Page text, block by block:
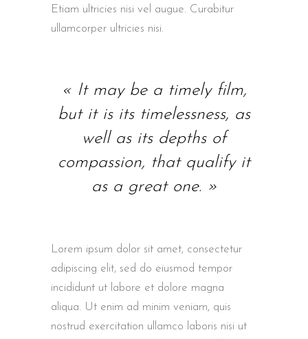
Etiam ultricies nisi vel augue. Curabitur
ullamcorper ultricies nisi.
« It may be a timely film,
but it is its timelessness, as
well as its depths of
compassion, that qualify it
as a great one. »
Lorem ipsum dolor sit amet, consectetur
adipiscing elit, sed do eiusmod tempor
incididunt ut labore et dolore magna
aliqua. Ut enim ad minim veniam, quis
nostrud exercitation ullamco laboris nisi ut